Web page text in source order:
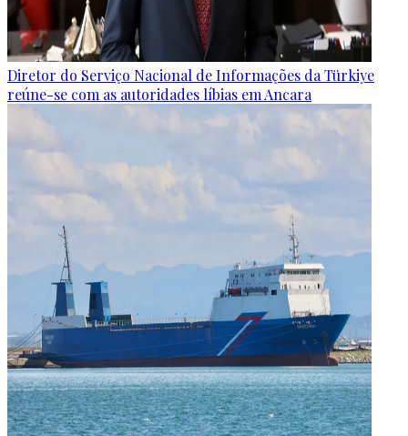
Diretor do Serviço Nacional de Informações da Türkiye
reúne-se com as autoridades líbias em Ancara